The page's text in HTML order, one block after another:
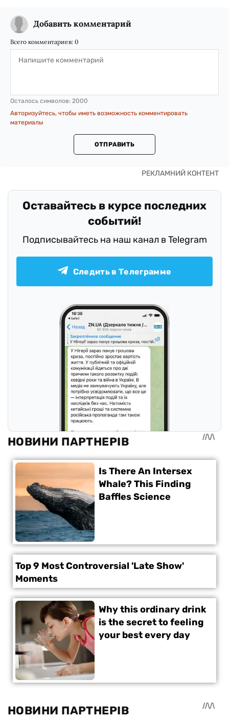
Добавить комментарий
Всего комментариев: 0
Осталось символов: 2000
Авторизуйтесь, чтобы иметь возможность комментировать
материалы
ОТПРАВИТЬ
Оставайтесь в курсе последних
событий!
Подписывайтесь на наш канал в Telegram
Следить в Телеграмме